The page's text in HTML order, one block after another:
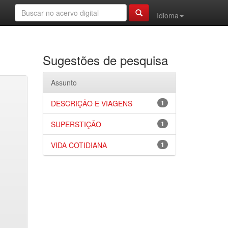
Idioma
Sugestões de pesquisa
Assunto
1
DESCRIÇÃO E VIAGENS
1
SUPERSTIÇÃO
1
VIDA COTIDIANA